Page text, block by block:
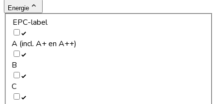
Energie
EPC-label
A (incl. A+ en A++)
B
C